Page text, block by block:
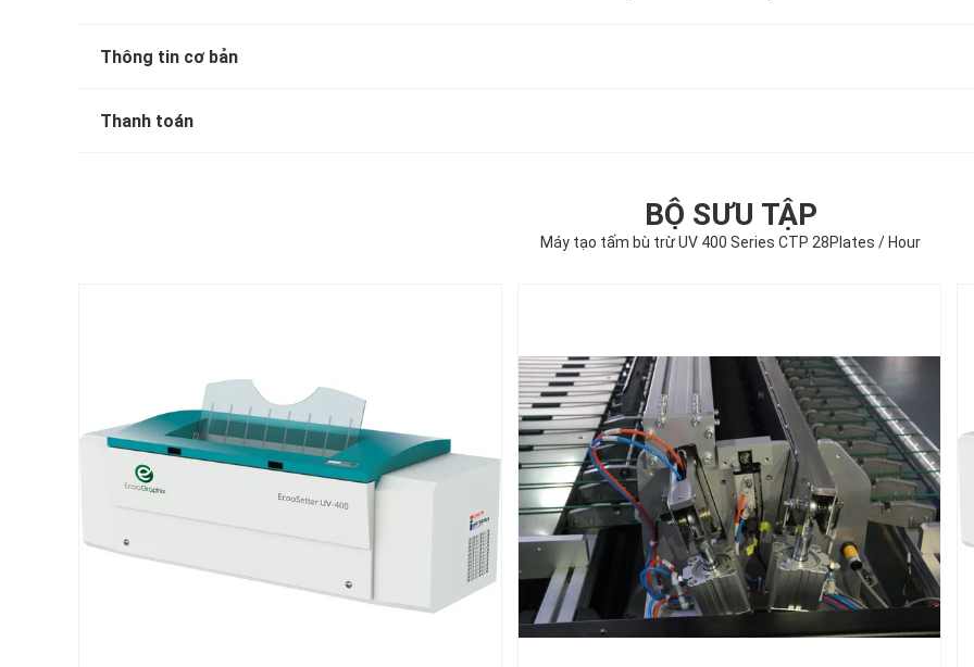
Thông tin cơ bản
Thanh toán
BỘ SƯU TẬP
Máy tạo tấm bù trừ UV 400 Series CTP 28Plates / Hour